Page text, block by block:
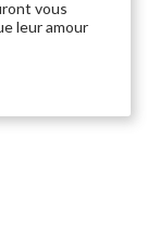
vous
leur amour